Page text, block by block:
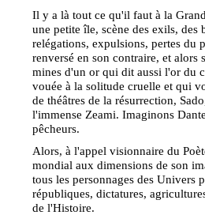
Il y a là tout ce qu'il faut à la
une petite île, scène des exils, des
relégations, expulsions, pertes du
renversé en son contraire, et alors
mines d'un or qui dit aussi l'or du
vouée à la solitude cruelle et qui
de théâtres de la résurrection,
l'immense Zeami. Imaginons
pêcheurs.
Alors, à l'appel visionnaire du
mondial aux dimensions de son
tous les personnages des Univers
républiques, dictatures,
de l'Histoire.